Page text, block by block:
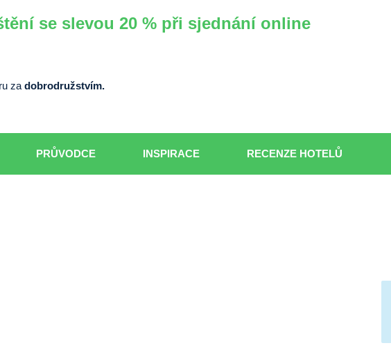
se slevou 20 % při sjednání online
za dobrodružstvím.
PRŮVODCE INSPIRACE RECENZE HOTELŮ